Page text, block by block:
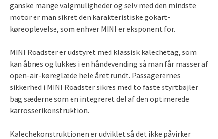
ganske mange valgmuligheder og selv med den mindste
motor er man sikret den karakteristiske gokart-
køreoplevelse, som enhver MINI er eksponent for.
MINI Roadster er udstyret med klassisk kalechetag, som
kan åbnes og lukkes i en håndevending så man får masser af
open-air-køreglæde hele året rundt. Passagerernes
sikkerhed i MINI Roadster sikres med to faste styrtbøjler
bag sæderne som en integreret del af den optimerede
karrosserikonstruktion.
Kalechekonstruktionen er udviklet så det ikke påvirker